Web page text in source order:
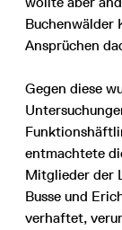
Buchenwälder
Ansprüchen
Gegen diese
entmachtete
Mitglieder der
Busse und
verhaftet,